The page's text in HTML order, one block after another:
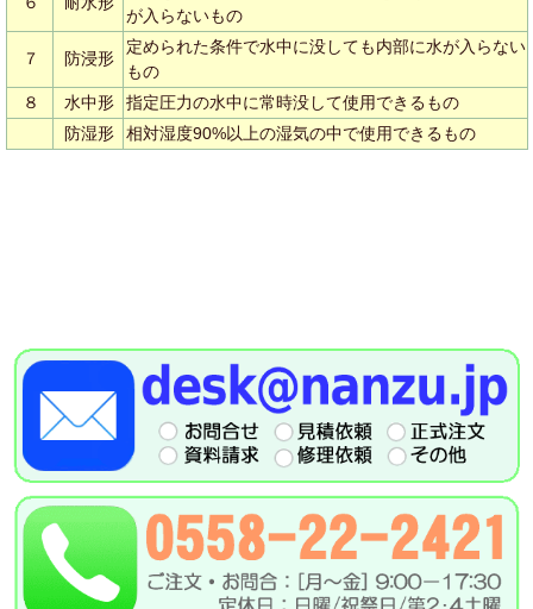
が入らないもの
７ 防浸形
定められた条件で水中に没しても内部に水が入らない
もの
８
水中形
指定圧力の水中に常時没して使用できるもの
防湿形
相対湿度90%以上の湿気の中で使用できるもの